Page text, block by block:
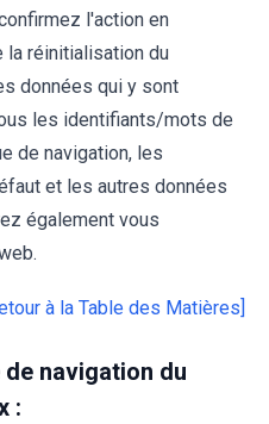
l'action en
la réinitialisation du
données qui y sont
les identifiants/mots de
de navigation, les
et les autres données
également vous
à la Table des Matières]
navigation du
: